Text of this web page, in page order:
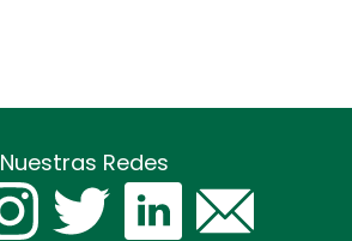
Nuestras Redes